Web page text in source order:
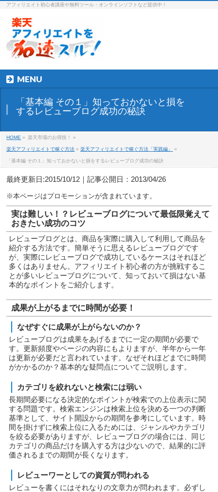
アフィリエイト初心者講座や無料ツール・オンラインソフトなど提供中！
MENU
「基本編 その１」知っておかないと損を
するレビューブログ成功の秘訣
HOME » 楽天市場のお得技！ »
楽天アフィリエイトで稼ぐ方法 »楽天アフィリエイトで稼ぐ方法「実践編」 »
「基本編 その１」知っておかないと損をするレビューブログ成功の秘訣
最終更新日:2015/10/12｜記事公開日：2013/04/26
実は難しい！？レビューブログについて最低限覚えて
おきたい成功のコツ
レビューブログとは、商品を実際に購入して利用して商品を
紹介する方法です。簡単そうに思えるレビューブログです
が、実際にレビューブログで成功しているケースはそれほど
多くはありません。アフィリエイト初心者の方が挑戦するこ
とが多いレビューブログについて、知っておいて損はない基
本的なポイントをご紹介します。
成果が上がるまでに時間が必要！
なぜすぐに成果が上がらないのか？
レビューブログは成果をあげるまでに一定の期間が必要で
す。更新頻度やページの内容にもよりますが、半年から一年
は更新が必要だと言われています。なぜそれほどまでに時間
がかかるのか？基本的な疑問点についてご説明します。
カテゴリを絞れないと検索には弱い
長期間必要になる決定的なポイントが検索での上位表示に関
する問題です。検索エンジンは検索上位を決める一つの判断
基準として、サイト開設からの期間を参考にしています。時
間を掛けずに検索上位に入るためには、ジャンルやカテゴリ
を絞る必要がありますが、レビューブログの場合には、同じ
カテゴリの商品だけを購入する方は少ないので、結果的に評
価されるまでの期間が長くなります。
レビューワーとしての資質が問われる
レビューを書くにはそれなりの文章力が問われます。必ずし